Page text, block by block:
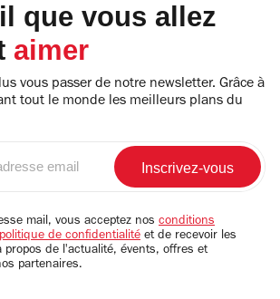
que vous allez
aimer
vous passer de notre newsletter. Grâce à
tout le monde les meilleurs plans du
mail, vous acceptez nos conditions
politique de confidentialité et de recevoir les
propos de l'actualité, évents, offres et
partenaires.